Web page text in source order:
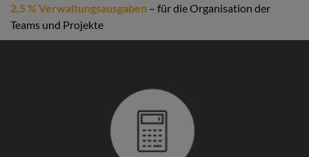
2,5 % Verwaltungsausgaben – für die Organisation der
Teams und Projekte